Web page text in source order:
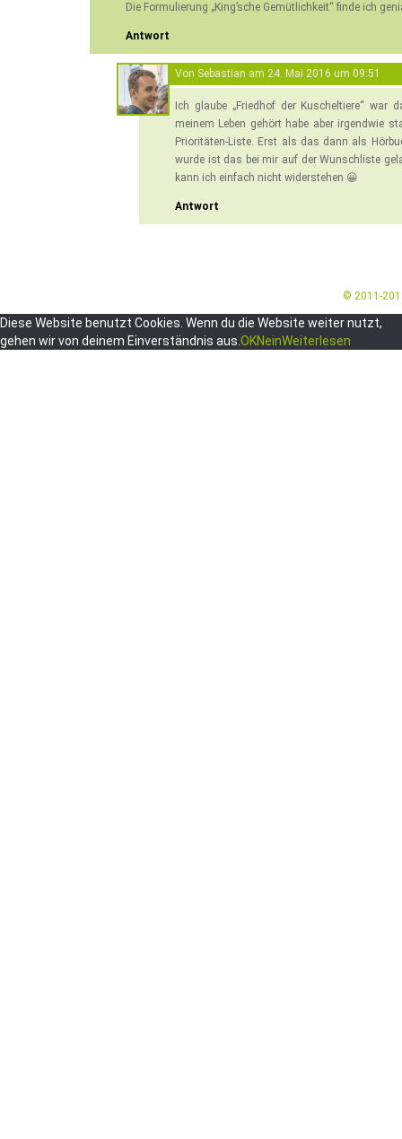
Die Formulierung „King’sche Gemütlichkeit“ finde ich
Antwort
Von Sebastian am 24. Mai 2016 um 09:51
Ich glaube „Friedhof der Kuscheltiere“ war
meinem Leben gehört habe aber irgendwie
Prioritäten-Liste. Erst als das dann als
wurde ist das bei mir auf der Wunschliste
kann ich einfach nicht widerstehen 😀
Antwort
© 2011-
Diese Website benutzt Cookies. Wenn du die Website weiter nutzt,
gehen wir von deinem Einverständnis aus. OKNeinWeiterlesen